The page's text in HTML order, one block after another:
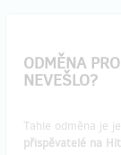
ODMĚNA
NEVEŠLO?
Tahle odměna je
přispěvatelé na